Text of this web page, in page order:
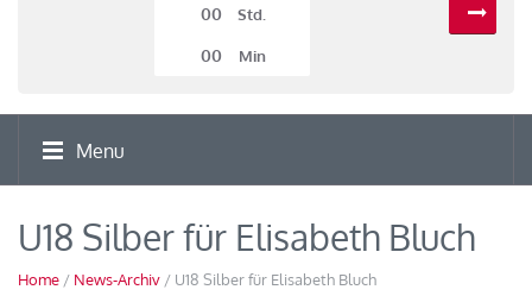
00
Std.
00 Min
Menu
U18 Silber für Elisabeth Bluch
Home / News-Archiv / U18 Silber für Elisabeth Bluch